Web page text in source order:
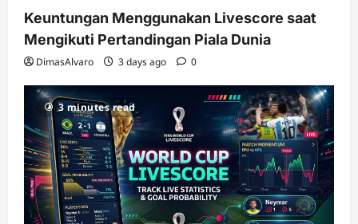
Keuntungan Menggunakan Livescore saat
Mengikuti Pertandingan Piala Dunia
DimasAlvaro 3 days ago 0
3 minutes read